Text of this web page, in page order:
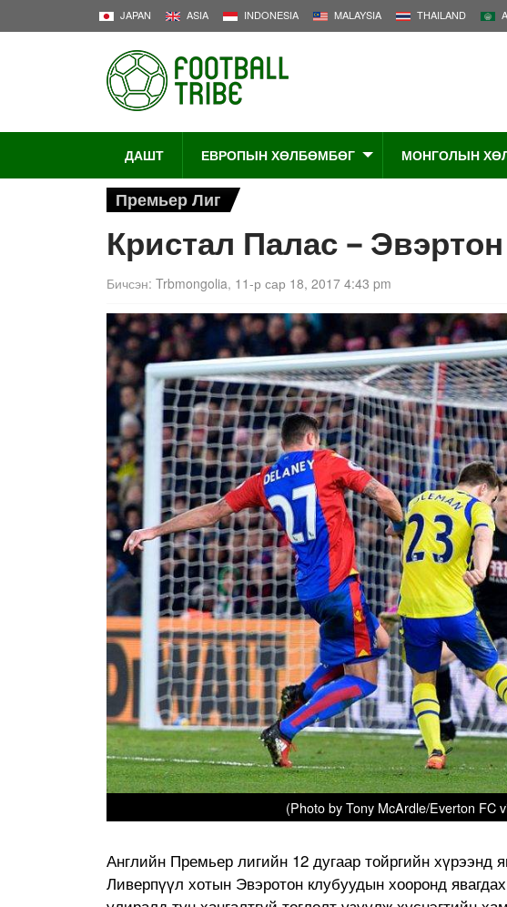
JAPAN ASIA INDONESIA MALAYSIA THAILAND
ДАШТ ЕВРОПЫН ХӨЛБӨМБӨГ МОНГОЛЫН
Премьер Лиг
Кристал Палас – Эвэртон
Бичсэн: Trbmongolia, 11-р сар 18, 2017 4:43 pm
(Photo by Tony McArdle/Everton FC
Английн Премьер лигийн 12 дугаар тойргийн хүрээнд
Ливерпүүл хотын Эвэротон клубуудын хооронд